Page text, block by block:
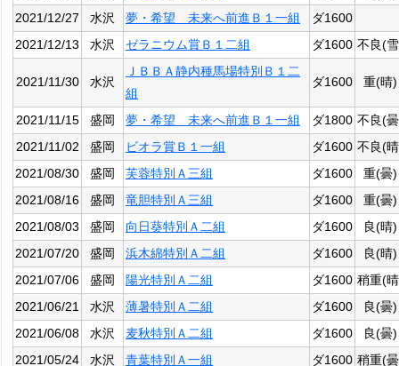
2021/12/27
水沢 夢・希望 未来へ前進Ｂ１一組
ダ1600
2021/12/13
水沢 ゼラニウム賞Ｂ１二組 ダ1600 不良(
2021/11/30 水沢
ＪＢＢＡ静内種馬場特別Ｂ１二
組
ダ1600 重(晴)
2021/11/15 盛岡 夢・希望 未来へ前進Ｂ１一組 ダ1800 不良(
2021/11/02
盛岡 ビオラ賞Ｂ１一組 ダ1600 不良(
2021/08/30
盛岡 芙蓉特別Ａ三組 ダ1600
重(曇)
2021/08/16
盛岡 竜胆特別Ａ三組 ダ1600
重(曇)
2021/08/03
盛岡 向日葵特別Ａ二組 ダ1600
良(晴)
2021/07/20
盛岡 浜木綿特別Ａ二組 ダ1600
良(晴)
2021/07/06
盛岡 陽光特別Ａ二組 ダ1600 稍重(
2021/06/21
水沢 薄暑特別Ａ二組 ダ1600
良(曇)
2021/06/08
水沢 麦秋特別Ａ二組 ダ1600
良(曇)
2021/05/24
水沢 青葉特別Ａ一組 ダ1600 稍重(